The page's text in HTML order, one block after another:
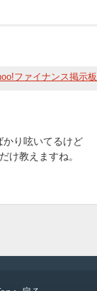
ファイナンス掲示板
かり呟いてるけど
け教えますね。